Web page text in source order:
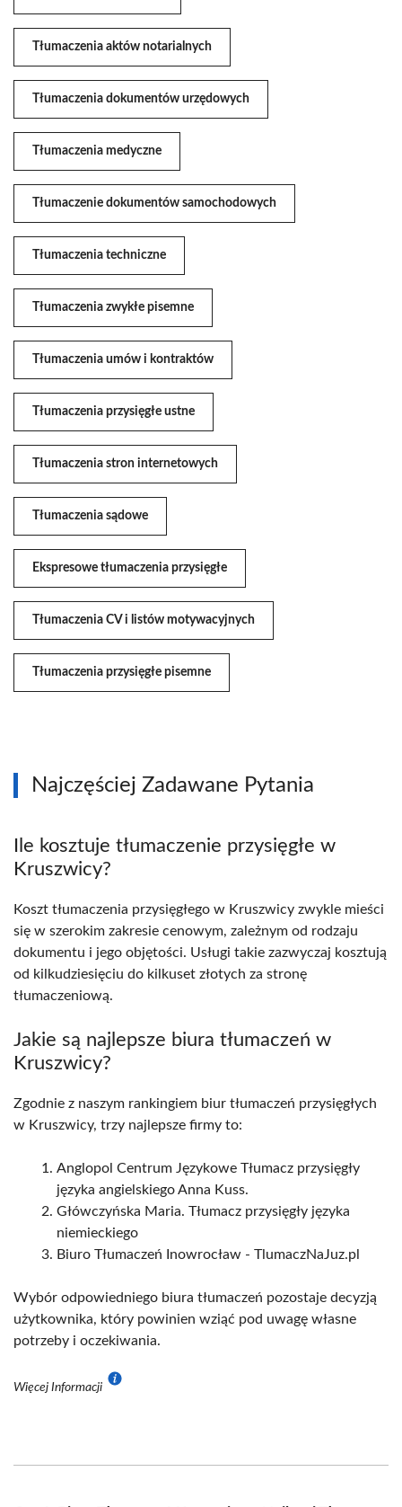
Tłumaczenia aktów notarialnych
Tłumaczenia dokumentów urzędowych
Tłumaczenia medyczne
Tłumaczenie dokumentów samochodowych
Tłumaczenia techniczne
Tłumaczenia zwykłe pisemne
Tłumaczenia umów i kontraktów
Tłumaczenia przysięgłe ustne
Tłumaczenia stron internetowych
Tłumaczenia sądowe
Ekspresowe tłumaczenia przysięgłe
Tłumaczenia CV i listów motywacyjnych
Tłumaczenia przysięgłe pisemne
Najczęściej Zadawane Pytania
Ile kosztuje tłumaczenie przysięgłe w
Kruszwicy?
Koszt tłumaczenia przysięgłego w Kruszwicy zwykle mieści
się w szerokim zakresie cenowym, zależnym od rodzaju
dokumentu i jego objętości. Usługi takie zazwyczaj kosztują
od kilkudziesięciu do kilkuset złotych za stronę
tłumaczeniową.
Jakie są najlepsze biura tłumaczeń w
Kruszwicy?
Zgodnie z naszym rankingiem biur tłumaczeń przysięgłych
w Kruszwicy, trzy najlepsze firmy to:
Anglopol Centrum Językowe Tłumacz przysięgły
języka angielskiego Anna Kuss.
Główczyńska Maria. Tłumacz przysięgły języka
niemieckiego
Biuro Tłumaczeń Inowrocław - TlumaczNaJuz.pl
Wybór odpowiedniego biura tłumaczeń pozostaje decyzją
użytkownika, który powinien wziąć pod uwagę własne
potrzeby i oczekiwania.
Więcej Informacji